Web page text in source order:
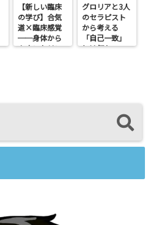
【新しい臨床
の学び】合気
道×臨床感覚
──身体から
カウンセリン
グロリアと3人
のセラピスト
から考える
「自己一致」
とは何か──